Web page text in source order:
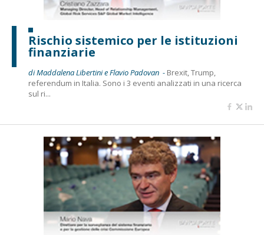
Rischio sistemico per le istituzioni
finanziarie
di Maddalena Libertini e Flavio Padovan - Brexit, Trump,
referendum in Italia. Sono i 3 eventi analizzati in una ricerca
sul ri...